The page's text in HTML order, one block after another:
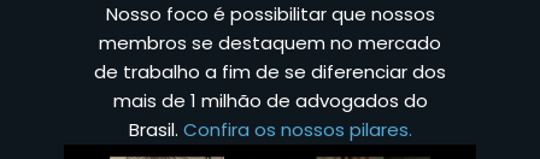
Nosso foco é possibilitar que nossos
membros se destaquem no mercado
de trabalho a fim de se diferenciar dos
mais de 1 milhão de advogados do
Brasil. Confira os nossos pilares.